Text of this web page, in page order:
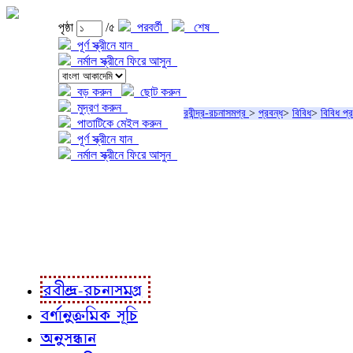
পৃষ্ঠা /৫ পরবর্তী
শেষ
পূর্ণ স্ক্রীনে যান
নর্মাল স্ক্রীনে ফিরে আসুন
বড় করুন
ছোট করুন
মুদ্রণ করুন
পাতাটিকে মেইল করুন
পূর্ণ স্ক্রীনে যান
নর্মাল স্ক্রীনে ফিরে আসুন
রবীন্দ্র-রচনাসমগ্র > প্রবন্ধ> বিবিধ> বিবিধ
রবীন্দ্র-রচনাসমগ্র
বর্ণানুক্রমিক সূচি
অনুসন্ধান